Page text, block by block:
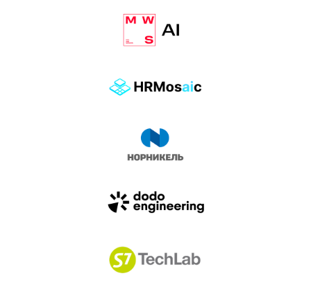
Доклады, дискуссия и битва AI-агентов — 25 июня